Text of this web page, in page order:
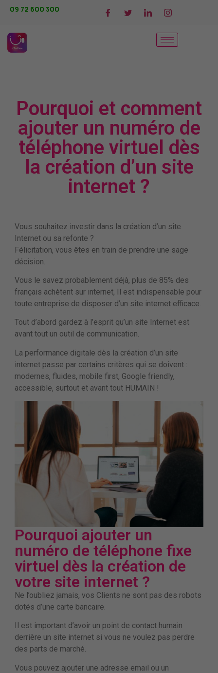
09 72 600 300
Pourquoi et comment
ajouter un numéro de
téléphone virtuel dès
la création d’un site
internet ?
Vous souhaitez investir dans la création d’un site
Internet ou sa refonte ?
Félicitation, vous êtes en train de prendre une sage
décision.
Vous le savez probablement déjà, plus de 85% des
français achètent sur internet, Il est indispensable pour
toute entreprise de disposer d’un site internet efficace.
Tout d’abord gardez à l’esprit qu’un site Internet est
avant tout un outil de communication.
La performance digitale dès la création d’un site
internet passe par certains critères qui se doivent :
modernes, fluides, mobile first, Google friendly,
accessible, surtout et avant tout HUMAIN !
Pourquoi ajouter un
numéro de téléphone fixe
virtuel dès la création de
votre site internet ?
Ne l’oubliez jamais, vos Clients ne sont pas des robots
dotés d’une carte bancaire.
Il est important d’avoir un point de contact humain
derrière un site internet si vous ne voulez pas perdre
des parts de marché.
Vous pouvez ajouter une adresse email ou un